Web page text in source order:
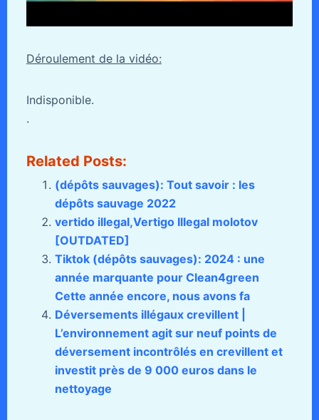
Déroulement de la vidéo:
Indisponible.
.
Related Posts:
(dépôts sauvages): Tout savoir : les
dépôts sauvage 2022
vertido illegal,Vertigo Illegal molotov
[OUTDATED]
Tiktok (dépôts sauvages): 2024 : une
année marquante pour Clean4green
Cette année encore, nous avons fa
Déversements illégaux crevillent |
L’environnement agit sur neuf points de
déversement incontrôlés en crevillent et
investit près de 9 000 euros dans le
nettoyage